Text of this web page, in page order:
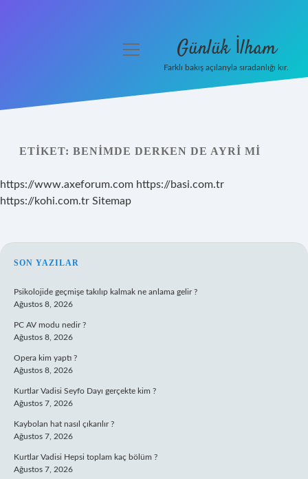
Yasal Uyarı
Hakkımızda
menüyü
Günlük İlham
Farklı bakış açılarıyla sıradanlığı kır.
ETIKET: BENIMDE DERKEN DE AYRI MI
https://www.axeforum.com https://basi.com.tr
https://kohi.com.tr Sitemap
SIDEBAR
SON YAZILAR
Psikolojide geçmişe takılıp kalmak ne anlama gelir ?
Ağustos 8, 2026
PC AV modu nedir ?
Ağustos 8, 2026
Opera kim yaptı ?
Ağustos 8, 2026
Kurtlar Vadisi Seyfo Dayı gerçekte kim ?
Ağustos 7, 2026
Kaybolan hat nasıl çıkarılır ?
Ağustos 7, 2026
Kurtlar Vadisi Hepsi toplam kaç bölüm ?
Ağustos 7, 2026